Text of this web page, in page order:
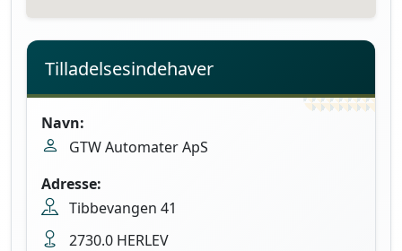
Tilladelsesindehaver
Navn:
GTW Automater ApS
Adresse:
Tibbevangen 41
2730.0 HERLEV